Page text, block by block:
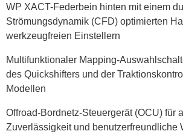
WP XACT-Federbein hinten mit einem
Strömungsdynamik (CFD) optimierten
werkzeugfreien Einstellern
Multifunktionaler Mapping-
des Quickshifters und der
Modellen
Offroad-Bordnetz-Steuergerät (OCU) für
Zuverlässigkeit und benutzerfreundliche